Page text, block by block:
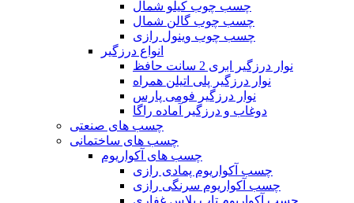
چسب چوب کیلو شمال
چسب چوب گالن شمال
چسب چوب وینول رازی
انواع درزگیر
نوار درزگیر ابری 2 سانت حافظ
نوار درزگیر پلی اتیلن همراه
نوار درزگیر فومی پارس
دوغاب و درزگیر آماده راگا
چسب های صنعتی
چسب های ساختمانی
چسب های آکواریوم
چسب آکواریوم پمادی رازی
چسب آکواریوم سرنگی رازی
چسب آکواریوم تاپ پلاس غفاری